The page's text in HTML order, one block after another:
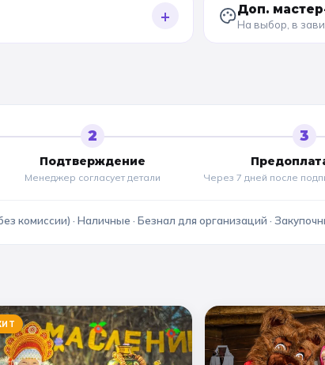
+ Доп.
На выбор, в
2
Подтверждение
Менеджер согласует детали
3
Через 7 дней после
комиссии) · Наличные · Безнал для организаций ·